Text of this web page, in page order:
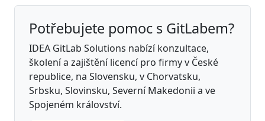
Potřebujete pomoc s GitLabem?
IDEA GitLab Solutions nabízí konzultace,
školení a zajištění licencí pro firmy v České
republice, na Slovensku, v Chorvatsku,
Srbsku, Slovinsku, Severní Makedonii a ve
Spojeném království.